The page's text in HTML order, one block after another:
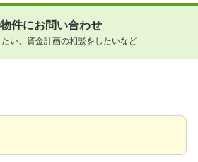
件にお問い合わせ
い、資金計画の相談をしたいなど